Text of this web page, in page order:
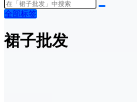
全部标签
裙子批发